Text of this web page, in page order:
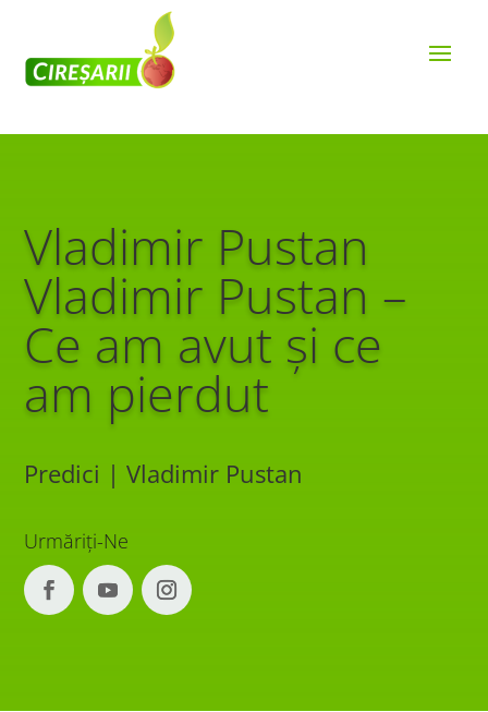
Vladimir Pustan
Vladimir Pustan –
Ce am avut și ce
am pierdut
Predici | Vladimir Pustan
Urmăriți-Ne